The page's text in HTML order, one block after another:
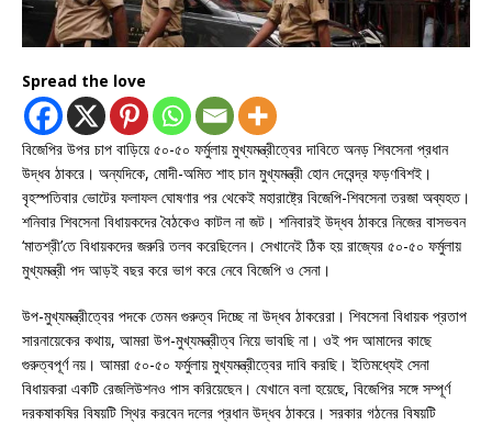
Spread the love
বিজেপির উপর চাপ বাড়িয়ে ৫০-৫০ ফর্মুলায় মুখ্যমন্ত্রীত্বের দাবিতে অনড় শিবসেনা প্রধান
উদ্ধব ঠাকরে। অন্যদিকে, মোদী-অমিত শাহ চান মুখ্যমন্ত্রী হোন দেবেন্দ্র ফড়ণবিশই।
বৃহস্পতিবার ভোটের ফলাফল ঘোষণার পর থেকেই মহারাষ্ট্রে বিজেপি-শিবসেনা তরজা অব্যহত।
শনিবার শিবসেনা বিধায়কদের বৈঠকেও কাটল না জট। শনিবারই উদ্ধব ঠাকরে নিজের বাসভবন
‘মাতশ্রী’তে বিধায়কদের জরুরি তলব করেছিলেন। সেখানেই ঠিক হয় রাজ্যের ৫০-৫০ ফর্মুলায়
মুখ্যমন্ত্রী পদ আড়ই বছর করে ভাগ করে নেবে বিজেপি ও সেনা।
উপ-মুখ্যমন্ত্রীত্বের পদকে তেমন গুরুত্ব দিচ্ছে না উদ্ধব ঠাকরেরা। শিবসেনা বিধায়ক প্রতাপ
সারনায়েকের কথায়, আমরা উপ-মুখ্যমন্ত্রীত্ব নিয়ে ভাবছি না। ওই পদ আমাদের কাছে
গুরুত্বপূর্ণ নয়। আমরা ৫০-৫০ ফর্মুলায় মুখ্যমন্ত্রীত্বের দাবি করছি। ইতিমধ্যেই সেনা
বিধায়করা একটি রেজলিউশনও পাস করিয়েছেন। যেখানে বলা হয়েছে, বিজেপির সঙ্গে সম্পূর্ণ
দরকষাকষির বিষয়টি স্থির করবেন দলের প্রধান উদ্ধব ঠাকরে। সরকার গঠনের বিষয়টি